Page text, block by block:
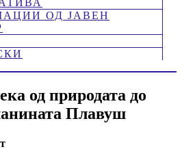
ОД ЈАВЕН
од природата до
Плавуш